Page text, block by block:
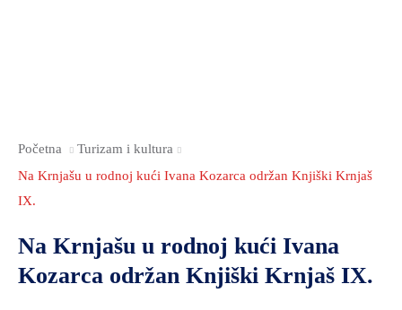
Početna
Turizam i kultura
Na Krnjašu u rodnoj kući Ivana Kozarca održan Knjiški Krnjaš
IX.
Na Krnjašu u rodnoj kući Ivana
Kozarca održan Knjiški Krnjaš IX.